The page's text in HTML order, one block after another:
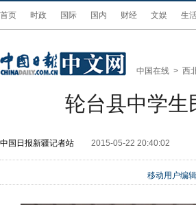
首页 时政 国际 国内 财经 文娱 生
中国在线 > 西
轮台县中学生
中国日报新疆记者站 2015-05-22 20:40:02
移动用户编